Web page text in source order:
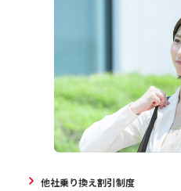
他社乗り換え割引制度